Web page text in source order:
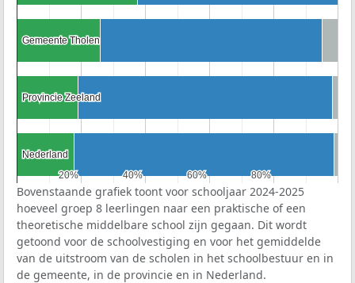
20%
20% 40%
40% 60%
60% 80%
80%
Gemeente Tholen
Gemeente Tholen
Provincie Zeeland
Provincie Zeeland
Nederland
Nederland
Bovenstaande grafiek toont voor schooljaar 2024-2025
hoeveel groep 8 leerlingen naar een praktische of een
theoretische middelbare school zijn gegaan. Dit wordt
getoond voor de schoolvestiging en voor het gemiddelde
van de uitstroom van de scholen in het schoolbestuur en in
de gemeente, in de provincie en in Nederland.